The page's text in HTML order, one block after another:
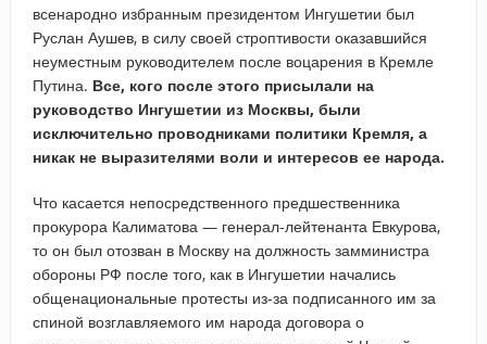
всенародно избранным президентом Ингушетии был
Руслан Аушев, в силу своей строптивости оказавшийся
неуместным руководителем после воцарения в Кремле
Путина. Все, кого после этого присылали на
руководство Ингушетии из Москвы, были
исключительно проводниками политики Кремля, а
никак не выразителями воли и интересов ее народа.
Что касается непосредственного предшественника
прокурора Калиматова — генерал-лейтенанта Евкурова,
то он был отозван в Москву на должность замминистра
обороны РФ после того, как в Ингушетии начались
общенациональные протесты из-за подписанного им за
спиной возглавляемого им народа договора о